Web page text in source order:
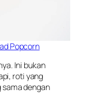
Popcorn
Ini bukan
roti yang
sama dengan